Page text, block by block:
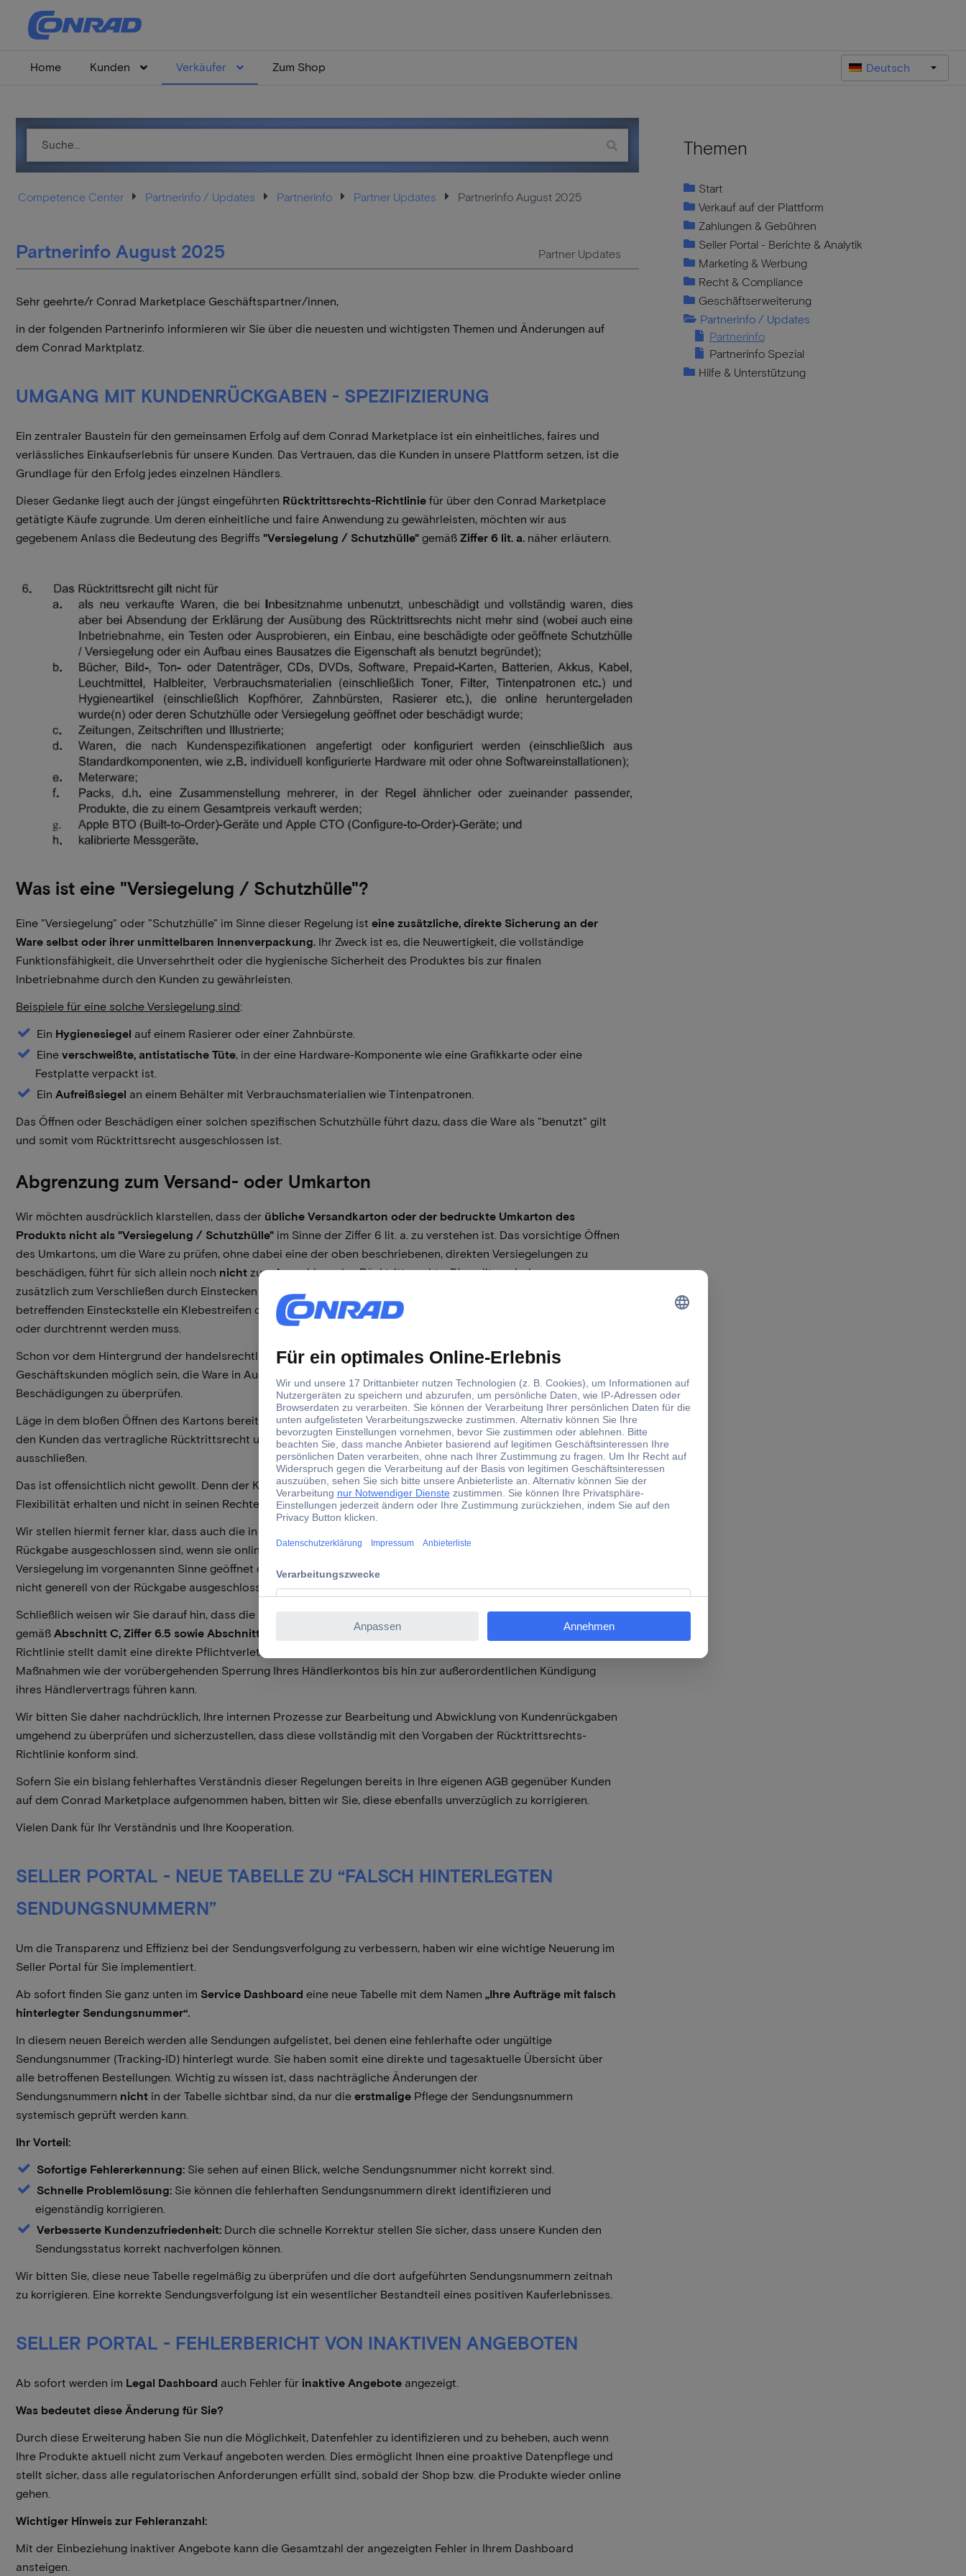
Home Kunden Verkäufer Zum Shop Deutsch
Competence Center Partnerinfo / Updates Partnerinfo Partner Updates Partnerinfo August 2025
Partnerinfo August 2025 Partner Updates
Sehr geehrte/r Conrad Marketplace Geschäftspartner/innen,
in der folgenden Partnerinfo informieren wir Sie über die neuesten und wichtigsten Themen und Änderungen auf
dem Conrad Marktplatz.
UMGANG MIT KUNDENRÜCKGABEN - SPEZIFIZIERUNG
Ein zentraler Baustein für den gemeinsamen Erfolg auf dem Conrad Marketplace ist ein einheitliches, faires und
verlässliches Einkaufserlebnis für unsere Kunden. Das Vertrauen, das die Kunden in unsere Plattform setzen, ist die
Grundlage für den Erfolg jedes einzelnen Händlers.
Dieser Gedanke liegt auch der jüngst eingeführten Rücktrittsrechts-Richtlinie für über den Conrad Marketplace
getätigte Käufe zugrunde. Um deren einheitliche und faire Anwendung zu gewährleisten, möchten wir aus
gegebenem Anlass die Bedeutung des Begriffs "Versiegelung / Schutzhülle" gemäß Ziffer 6 lit. a. näher erläutern.
Was ist eine "Versiegelung / Schutzhülle"?
Eine "Versiegelung" oder "Schutzhülle" im Sinne dieser Regelung ist eine zusätzliche, direkte Sicherung an der
Ware selbst oder ihrer unmittelbaren Innenverpackung. Ihr Zweck ist es, die Neuwertigkeit, die vollständige
Funktionsfähigkeit, die Unversehrtheit oder die hygienische Sicherheit des Produktes bis zur finalen
Inbetriebnahme durch den Kunden zu gewährleisten.
Beispiele für eine solche Versiegelung sind:
Ein Hygienesiegel auf einem Rasierer oder einer Zahnbürste.
Eine verschweißte, antistatische Tüte, in der eine Hardware-Komponente wie eine Grafikkarte oder eine
Festplatte verpackt ist.
Ein Aufreißsiegel an einem Behälter mit Verbrauchsmaterialien wie Tintenpatronen.
Das Öffnen oder Beschädigen einer solchen spezifischen Schutzhülle führt dazu, dass die Ware als "benutzt" gilt
und somit vom Rücktrittsrecht ausgeschlossen ist.
Abgrenzung zum Versand- oder Umkarton
Wir möchten ausdrücklich klarstellen, dass der übliche Versandkarton oder der bedruckte Umkarton des
Produkts nicht als "Versiegelung / Schutzhülle" im Sinne der Ziffer 6 lit. a. zu verstehen ist. Das vorsichtige Öffnen
des Umkartons, um die Ware zu prüfen, ohne dabei eine der oben beschriebenen, direkten Versiegelungen zu
beschädigen, führt für sich allein noch nicht zum Ausschluss des Rücktrittsrechts. Dies gilt auch dann, wenn
zusätzlich zum Verschließen durch Einstecken des Pappdeckels mit Lasche in den Kartonkorpus über der
betreffenden Einsteckstelle ein Klebestreifen oder Sticker angebracht ist, der zum Öffnen des Kartons entfernt
oder durchtrennt werden muss.
Schon vor dem Hintergrund der handelsrechtlichen Rügeobliegenheit gemäß § 377 HGB muss es einem
Geschäftskunden möglich sein, die Ware in Augenschein zu nehmen, um sie auf Vollständigkeit und offensichtliche
Beschädigungen zu überprüfen.
Läge in dem bloßen Öffnen des Kartons bereits ein Grund zum Ausschluss des Rücktrittsrechts, würden sich für
den Kunden das vertragliche Rücktrittsrecht und die gesetzlichen Mängelrechte regelmäßig gegenseitig
ausschließen.
Das ist offensichtlich nicht gewollt. Denn der Kunde soll durch die Rücktrittsrechts-Richtlinie gerade zusätzliche
Flexibilität erhalten und nicht in seinen Rechten beschränkt werden.
Wir stellen hiermit ferner klar, dass auch die in
Rückgabe ausgeschlossen sind, wenn sie online heruntergeladen wurden oder bei ihnen eine Schutzhülle /
Versiegelung im vorgenannten Sinne geöffnet oder beschädigt wurde. Artikel aus diesen Produktgruppen sind also
nicht generell von der Rückgabe ausgeschlossen.
Schließlich weisen wir Sie darauf hin, dass die Umsetzung der Rücktrittsrechts-Richtlinie Ihre vertragliche Pflicht
gemäß Abschnitt C, Ziffer 6.5 sowie Abschnitt A, Ziffer 11.1
der Marketplace-AGB ist. Die Nichteinhaltung dieser
Richtlinie stellt damit eine direkte Pflichtverletzung Ihrerseits gegenüber der Conrad Electronic SE dar, die zu
Maßnahmen wie der vorübergehenden Sperrung Ihres Händlerkontos bis hin zur außerordentlichen Kündigung
ihres Händlervertrags führen kann.
Wir bitten Sie daher nachdrücklich, Ihre internen Prozesse zur Bearbeitung und Abwicklung von Kundenrückgaben
umgehend zu überprüfen und sicherzustellen, dass diese vollständig mit den Vorgaben der Rücktrittsrechts-
Richtlinie konform sind.
Sofern Sie ein bislang fehlerhaftes Verständnis dieser Regelungen bereits in Ihre eigenen AGB gegenüber Kunden
auf dem Conrad Marketplace aufgenommen haben, bitten wir Sie, diese ebenfalls unverzüglich zu korrigieren.
Vielen Dank für Ihr Verständnis und Ihre Kooperation.
SELLER PORTAL - NEUE TABELLE ZU “FALSCH HINTERLEGTEN
SENDUNGSNUMMERN”
Um die Transparenz und Effizienz bei der Sendungsverfolgung zu verbessern, haben wir eine wichtige Neuerung im
Seller Portal für Sie implementiert.
Ab sofort finden Sie ganz unten im Service Dashboard eine neue Tabelle mit dem Namen „Ihre Aufträge mit falsch
hinterlegter Sendungsnummer“.
In diesem neuen Bereich werden alle Sendungen aufgelistet, bei denen eine fehlerhafte oder ungültige
Sendungsnummer (Tracking-ID) hinterlegt wurde. Sie haben somit eine direkte und tagesaktuelle Übersicht über
alle betroffenen Bestellungen. Wichtig zu wissen ist, dass nachträgliche Änderungen der
Sendungsnummern nicht in der Tabelle sichtbar sind, da nur die erstmalige Pflege der Sendungsnummern
systemisch geprüft werden kann.
Ihr Vorteil:
Sofortige Fehlererkennung: Sie sehen auf einen Blick, welche Sendungsnummer nicht korrekt sind.
Schnelle Problemlösung: Sie können die fehlerhaften Sendungsnummern direkt identifizieren und
eigenständig korrigieren.
Verbesserte Kundenzufriedenheit: Durch die schnelle Korrektur stellen Sie sicher, dass unsere Kunden den
Sendungsstatus korrekt nachverfolgen können.
Wir bitten Sie, diese neue Tabelle regelmäßig zu überprüfen und die dort aufgeführten Sendungsnummern zeitnah
zu korrigieren. Eine korrekte Sendungsverfolgung ist ein wesentlicher Bestandteil eines positiven Kauferlebnisses.
SELLER PORTAL - FEHLERBERICHT VON INAKTIVEN ANGEBOTEN
Ab sofort werden im Legal Dashboard auch Fehler für inaktive Angebote angezeigt.
Was bedeutet diese Änderung für Sie?
Durch diese Erweiterung haben Sie nun die Möglichkeit, Datenfehler zu identifizieren und zu beheben, auch wenn
Ihre Produkte aktuell nicht zum Verkauf angeboten werden. Dies ermöglicht Ihnen eine proaktive Datenpflege und
stellt sicher, dass alle regulatorischen Anforderungen erfüllt sind, sobald der Shop bzw. die Produkte wieder online
gehen.
Wichtiger Hinweis zur Fehleranzahl:
Mit der Einbeziehung inaktiver Angebote kann die Gesamtzahl der angezeigten Fehler in Ihrem Dashboard
ansteigen.
Themen
Start
Verkauf auf der Plattform
Zahlungen & Gebühren
Seller Portal - Berichte & Analytik
Marketing & Werbung
Recht & Compliance
Geschäftserweiterung
Partnerinfo / Updates
Partnerinfo
Partnerinfo Spezial
Hilfe & Unterstützung